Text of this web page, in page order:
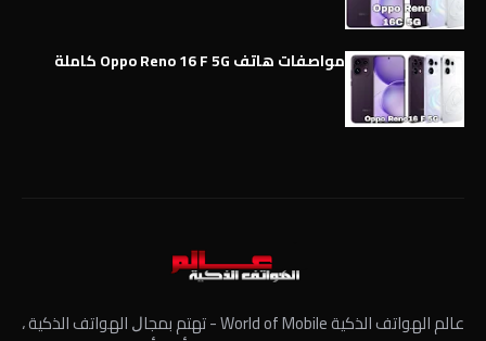
مواصفات هاتف Oppo Reno 16 F 5G كاملة
عالم الهواتف الذكية World of Mobile - ﺗﻬﺘﻢ ﺑﻤﺠﺎﻝ الهواتف الذكية ،